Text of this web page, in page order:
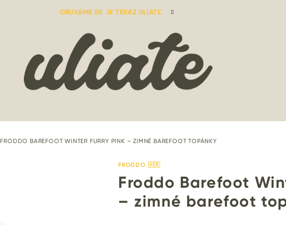
OBUVAME.SK JE TERAZ ULIATE.
FRODDO BAREFOOT WINTER FURRY PINK – ZIMNÉ BAREFOOT TOPÁNKY
FRODDO 🇭🇷
Froddo Barefoot
– zimné barefoot